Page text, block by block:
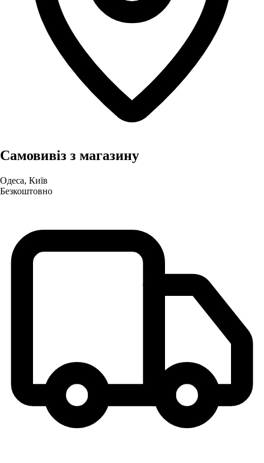
Самовивіз з магазину
Одеса, Київ
Безкоштовно